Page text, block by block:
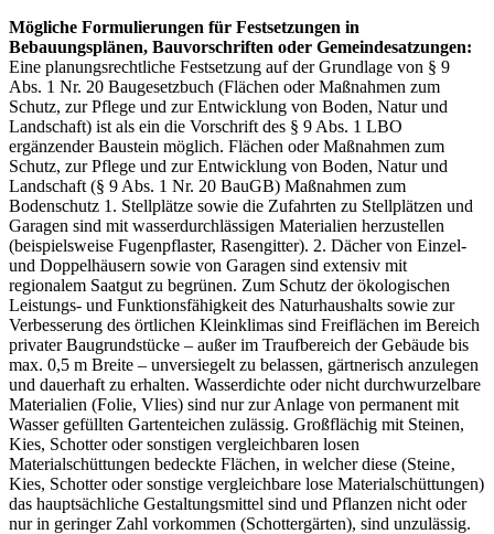
Mögliche Formulierungen für Festsetzungen in
Bebauungsplänen, Bauvorschriften oder Gemeindesatzungen:
Eine planungsrechtliche Festsetzung auf der Grundlage von § 9
Abs. 1 Nr. 20 Baugesetzbuch (Flächen oder Maßnahmen zum
Schutz, zur Pflege und zur Entwicklung von Boden, Natur und
Landschaft) ist als ein die Vorschrift des § 9 Abs. 1 LBO
ergänzender Baustein möglich. Flächen oder Maßnahmen zum
Schutz, zur Pflege und zur Entwicklung von Boden, Natur und
Landschaft (§ 9 Abs. 1 Nr. 20 BauGB) Maßnahmen zum
Bodenschutz 1. Stellplätze sowie die Zufahrten zu Stellplätzen und
Garagen sind mit wasserdurchlässigen Materialien herzustellen
(beispielsweise Fugenpflaster, Rasengitter). 2. Dächer von Einzel-
und Doppelhäusern sowie von Garagen sind extensiv mit
regionalem Saatgut zu begrünen. Zum Schutz der ökologischen
Leistungs- und Funktionsfähigkeit des Naturhaushalts sowie zur
Verbesserung des örtlichen Kleinklimas sind Freiflächen im Bereich
privater Baugrundstücke – außer im Traufbereich der Gebäude bis
max. 0,5 m Breite – unversiegelt zu belassen, gärtnerisch anzulegen
und dauerhaft zu erhalten. Wasserdichte oder nicht durchwurzelbare
Materialien (Folie, Vlies) sind nur zur Anlage von permanent mit
Wasser gefüllten Gartenteichen zulässig. Großflächig mit Steinen,
Kies, Schotter oder sonstigen vergleichbaren losen
Materialschüttungen bedeckte Flächen, in welcher diese (Steine‚
Kies, Schotter oder sonstige vergleichbare lose Materialschüttungen)
das hauptsächliche Gestaltungsmittel sind und Pflanzen nicht oder
nur in geringer Zahl vorkommen (Schottergärten), sind unzulässig.